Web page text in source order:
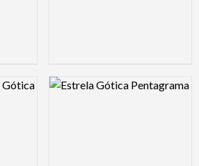
Logo Preview Image